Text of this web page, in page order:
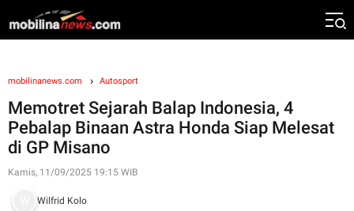
mobilinanews.com Autosport
Memotret Sejarah Balap Indonesia, 4
Pebalap Binaan Astra Honda Siap Melesat
di GP Misano
Kamis, 11/09/2025 19:15 WIB
Wilfrid Kolo